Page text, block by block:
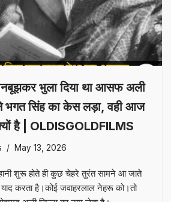
भुला दिया था आसफ अली
भगत सिंह का केस लड़ा, वही आज
है | OLDISGOLDFILMS
May 13, 2026
शुरू होते ही कुछ चेहरे तुरंत सामने आ जाते
याद करता है।कोई जवाहरलाल नेहरू को।तो